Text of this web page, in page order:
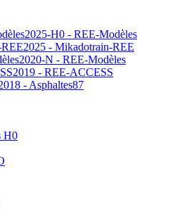
2025-H0 - REE-Modèles
2025 - Mikadotrain-REE
2020-N - REE-Modèles
2019 - REE-ACCESS
- Asphaltes87
H0